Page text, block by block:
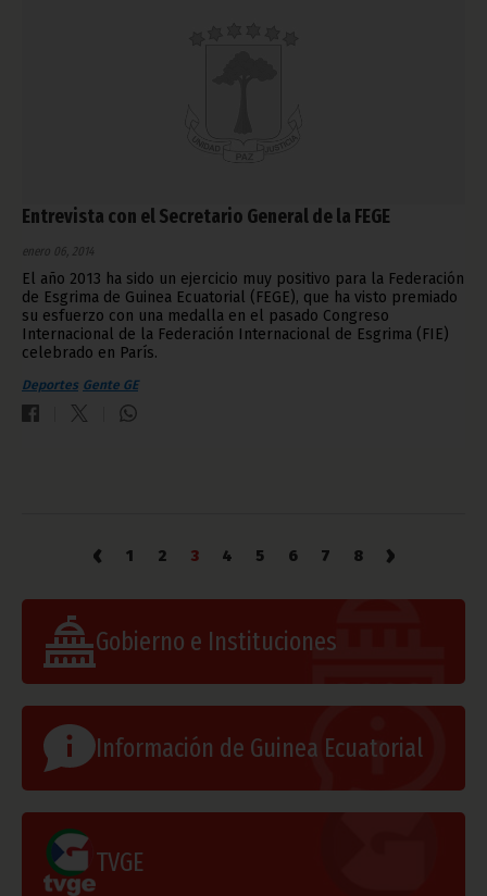
Entrevista con el Secretario General de la FEGE
enero 06, 2014
El año 2013 ha sido un ejercicio muy positivo para la Federación
de Esgrima de Guinea Ecuatorial (FEGE), que ha visto premiado
su esfuerzo con una medalla en el pasado Congreso
Internacional de la Federación Internacional de Esgrima (FIE)
celebrado en París.
Deportes Gente GE
‹ 1 2 3 4 5 6 7 8 ›
Gobierno e Instituciones
Información de Guinea Ecuatorial
TVGE